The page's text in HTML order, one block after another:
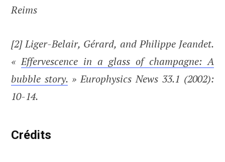
Reims
[2] Liger-Belair, Gérard, and Philippe Jeandet.
«Effervescence in a glass of champagne: A
bubble story. » Europhysics News 33.1 (2002):
10-14.
Crédits